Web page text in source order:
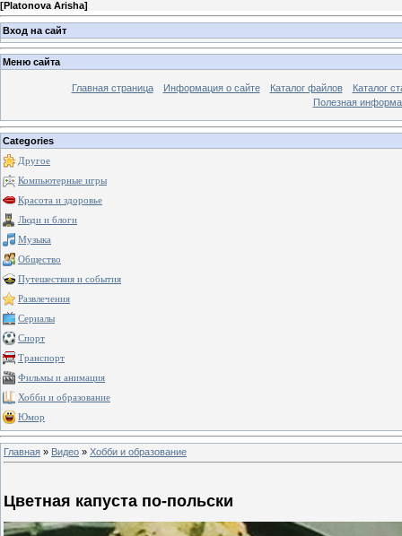
[Platonova Arisha]
Вход на сайт
Меню сайта
Главная страница Информация о сайте Каталог файлов
Каталог
Полезная
Categories
Другое
Компьютерные игры
Красота и здоровье
Люди и блоги
Музыка
Общество
Путешествия и события
Развлечения
Сериалы
Спорт
Транспорт
Фильмы и анимация
Хобби и образование
Юмор
Главная » Видео » Хобби и образование
Цветная капуста по-польски